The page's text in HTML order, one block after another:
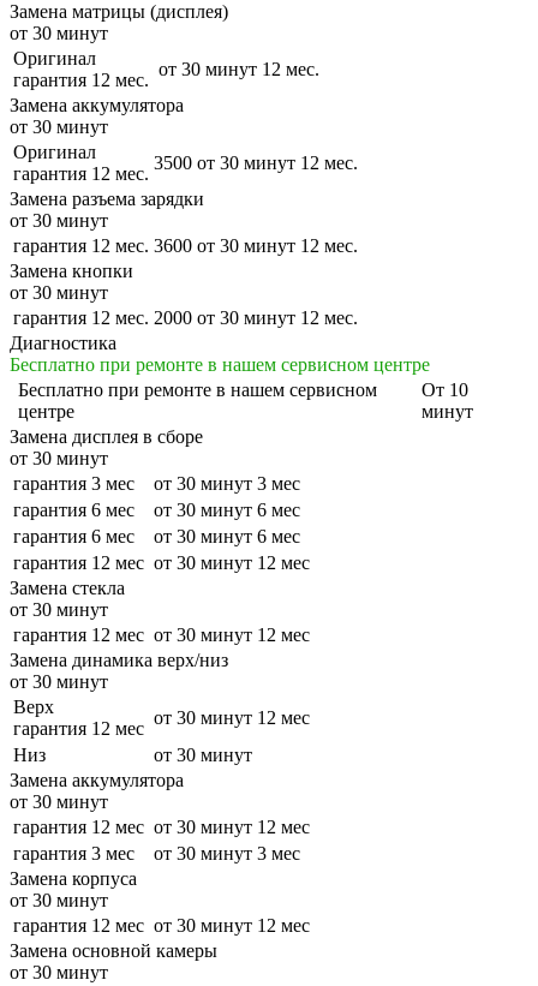
Замена матрицы (дисплея)
от 30 минут
Оригинал
гарантия 12 мес.
от 30 минут 12 мес.
Замена аккумулятора
от 30 минут
Оригинал
гарантия 12 мес.
3500 от 30 минут 12 мес.
Замена разъема зарядки
от 30 минут
гарантия 12 мес. 3600 от 30 минут 12 мес.
Замена кнопки
от 30 минут
гарантия 12 мес. 2000 от 30 минут 12 мес.
Диагностика
Бесплатно при ремонте в нашем сервисном центре
Бесплатно при ремонте в нашем сервисном
центре
От 10
минут
Замена дисплея в сборе
от 30 минут
гарантия 3 мес
от 30 минут 3 мес
гарантия 6 мес
от 30 минут 6 мес
гарантия 6 мес
от 30 минут 6 мес
гарантия 12 мес от 30 минут 12 мес
Замена стекла
от 30 минут
гарантия 12 мес от 30 минут 12 мес
Замена динамика верх/низ
от 30 минут
Верх
гарантия 12 мес
от 30 минут 12 мес
Низ
от 30 минут
Замена аккумулятора
от 30 минут
гарантия 12 мес от 30 минут 12 мес
гарантия 3 мес
от 30 минут 3 мес
Замена корпуса
от 30 минут
гарантия 12 мес от 30 минут 12 мес
Замена основной камеры
от 30 минут